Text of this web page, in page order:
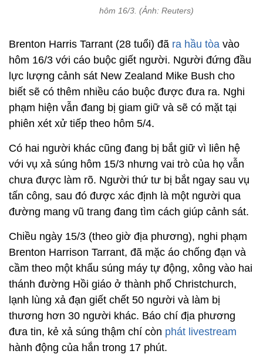
hôm 16/3. (Ảnh: Reuters)
Brenton Harris Tarrant (28 tuổi) đã ra hầu tòa vào
hôm 16/3 với cáo buộc giết người. Người đứng đầu
lực lượng cảnh sát New Zealand Mike Bush cho
biết sẽ có thêm nhiều cáo buộc được đưa ra. Nghi
phạm hiện vẫn đang bị giam giữ và sẽ có mặt tại
phiên xét xử tiếp theo hôm 5/4.
Có hai người khác cũng đang bị bắt giữ vì liên hệ
với vụ xả súng hôm 15/3 nhưng vai trò của họ vẫn
chưa được làm rõ. Người thứ tư bị bắt ngay sau vụ
tấn công, sau đó được xác định là một người qua
đường mang vũ trang đang tìm cách giúp cảnh sát.
Chiều ngày 15/3 (theo giờ địa phương), nghi phạm
Brenton Harrison Tarrant, đã mặc áo chống đạn và
cầm theo một khẩu súng máy tự động, xông vào hai
thánh đường Hồi giáo ở thành phố Christchurch,
lạnh lùng xả đạn giết chết 50 người và làm bị
thương hơn 30 người khác. Báo chí địa phương
đưa tin, kẻ xả súng thậm chí còn phát livestream
hành động của hắn trong 17 phút.